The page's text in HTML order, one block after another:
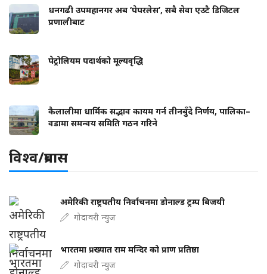
धनगढी उपमहानगर अब ‘पेपरलेस’, सबै सेवा एउटै डिजिटल
प्रणालीबाट
पेट्रोलियम पदार्थको मूल्यवृद्धि
कैलालीमा धार्मिक सद्भाव कायम गर्न तीनबुँदे निर्णय, पालिका–
वडामा समन्वय समिति गठन गरिने
विश्व/प्रबास
अमेरिकी राष्ट्रपतीय निर्वाचनमा डोनाल्ड ट्रम्प बिजयी
गोदावरी न्युज
भारतमा प्रख्यात राम मन्दिर को प्राण प्रतिष्ठा
गोदावरी न्युज